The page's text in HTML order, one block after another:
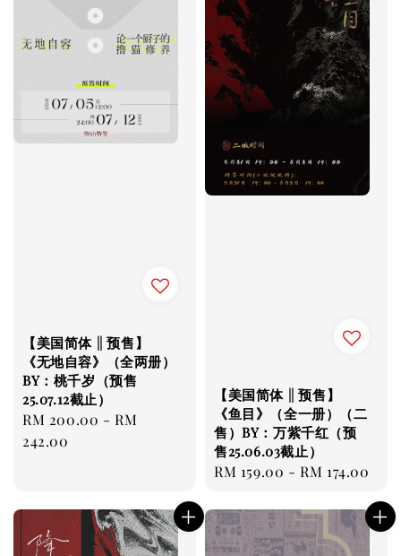
【美国简体 || 预售】
《无地自容》（全两册）
BY：桃千岁（预售
25.07.12截止）
Regular
price
RM 200.00 -RM
242.00
【美国简体 || 预售】
《鱼目》（全一册）（二
售）BY：万紫千红（预
售25.06.03截止）
Regular
RM 159.00 -RM 174.00